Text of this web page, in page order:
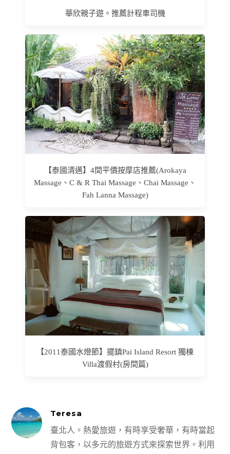
華欣親子遊。推薦計程車司機
【泰國清邁】4間平價按摩店推薦(Arokaya
Massage、C & R Thai Massage、Chai Massage、
Fah Lanna Massage)
【2011泰國水燈節】擺鎮Pai Island Resort 獨棟
Villa渡假村(房間篇)
Teresa
臺北人。熱愛旅遊，有時享受奢華，有時當起
背包客，以多元的旅遊方式來探索世界。利用